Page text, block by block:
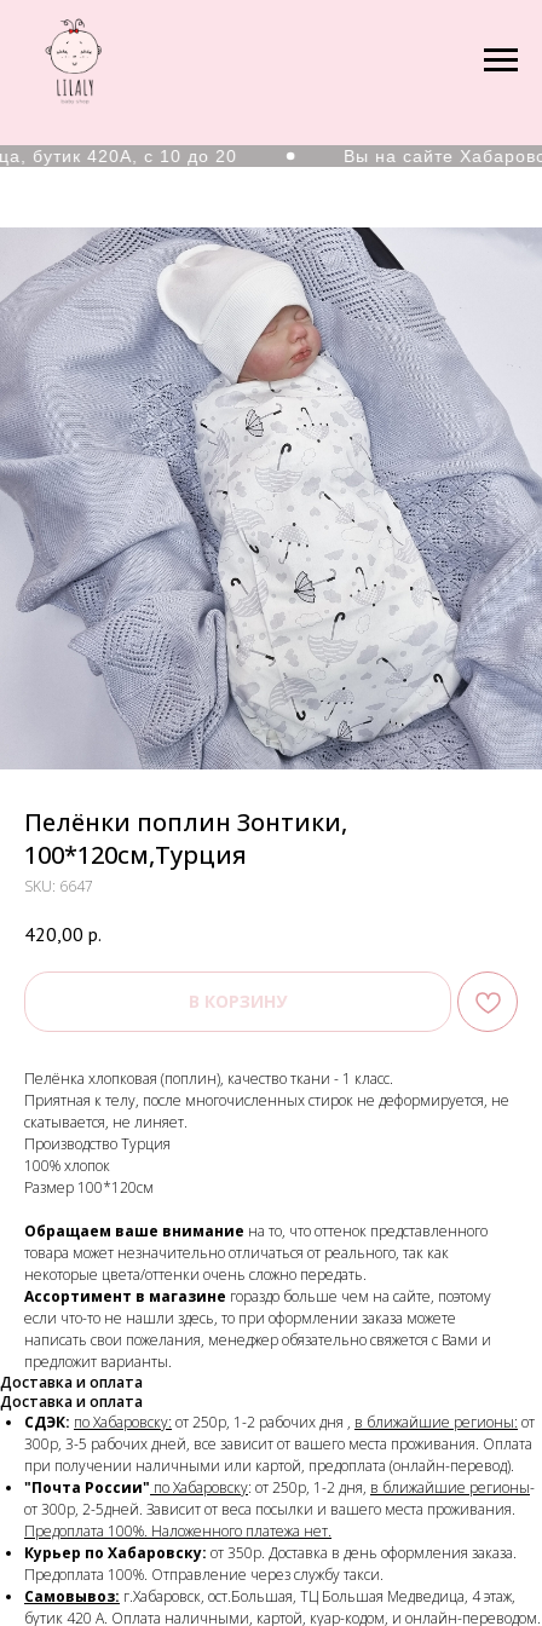
бутик 420А, с 10 до 20 Вы на сайте
Пелёнки поплин Зонтики,
100*120см,Турция
SKU: 6647
420,00 р.
В КОРЗИНУ
Пелёнка хлопковая (поплин), качество ткани - 1 класс.
Приятная к телу, после многочисленных стирок не деформируется, не
скатывается, не линяет.
Производство Турция
100% хлопок
Размер 100*120см
Обращаем ваше внимание на то, что оттенок представленного
товара может незначительно отличаться от реального, так как
некоторые цвета/оттенки очень сложно передать.
Ассортимент в магазине гораздо больше чем на сайте, поэтому
если что-то не нашли здесь, то при оформлении заказа можете
написать свои пожелания, менеджер обязательно свяжется с Вами и
предложит варианты.
Доставка и оплата
Доставка и оплата
СДЭК: по Хабаровску: от 250р, 1-2 рабочих дня , в ближайшие регионы: от
300р, 3-5 рабочих дней, все зависит от вашего места проживания. Оплата
при получении наличными или картой, предоплата (онлайн-перевод).
"Почта России" по Хабаровску: от 250р, 1-2 дня, в ближайшие регионы-
от 300р, 2-5дней. Зависит от веса посылки и вашего места проживания.
Предоплата 100%. Наложенного платежа нет.
Курьер по Хабаровску: от 350р. Доставка в день оформления заказа.
Предоплата 100%. Отправление через службу такси.
Самовывоз: г.Хабаровск, ост.Большая, ТЦ Большая Медведица, 4 этаж,
бутик 420 А. Оплата наличными, картой, куар-кодом, и онлайн-переводом.